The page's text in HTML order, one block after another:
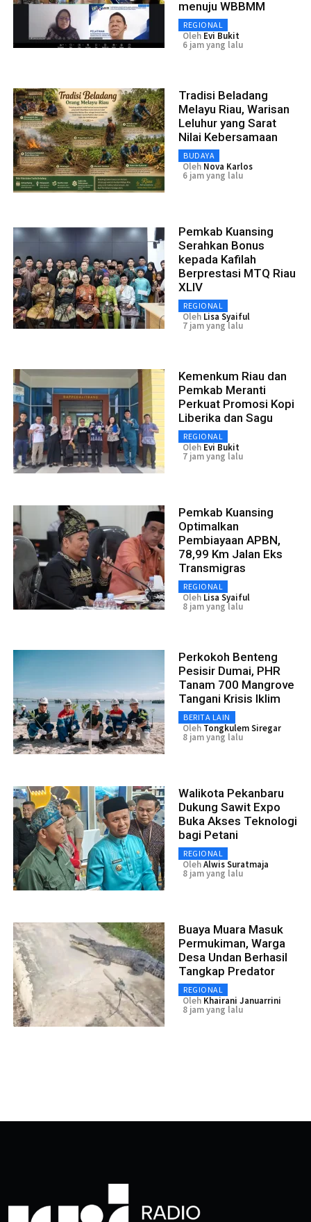
menuju WBBMM
REGIONAL
Oleh Evi Bukit
6 jam yang lalu
Tradisi Beladang
Melayu Riau, Warisan
Leluhur yang Sarat
Nilai Kebersamaan
BUDAYA
Oleh Nova Karlos
6 jam yang lalu
Pemkab Kuansing
Serahkan Bonus
kepada Kafilah
Berprestasi MTQ Riau
XLIV
REGIONAL
Oleh Lisa Syaiful
7 jam yang lalu
Kemenkum Riau dan
Pemkab Meranti
Perkuat Promosi Kopi
Liberika dan Sagu
REGIONAL
Oleh Evi Bukit
7 jam yang lalu
Pemkab Kuansing
Optimalkan
Pembiayaan APBN,
78,99 Km Jalan Eks
Transmigras
REGIONAL
Oleh Lisa Syaiful
8 jam yang lalu
Perkokoh Benteng
Pesisir Dumai, PHR
Tanam 700 Mangrove
Tangani Krisis Iklim
BERITA LAIN
Oleh Tongkulem Siregar
8 jam yang lalu
Walikota Pekanbaru
Dukung Sawit Expo
Buka Akses Teknologi
bagi Petani
REGIONAL
OlehAlwis Suratmaja
8 jam yang lalu
Buaya Muara Masuk
Permukiman, Warga
Desa Undan Berhasil
Tangkap Predator
REGIONAL
Oleh Khairani Januarrini
8 jam yang lalu